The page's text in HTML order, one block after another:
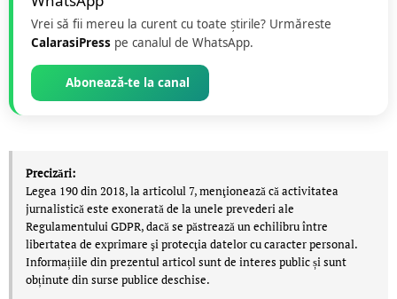
Vrei să fii mereu la curent cu toate știrile? Urmăreste
CalarasiPress pe canalul de WhatsApp.
Abonează-te la canal
Precizări:
Legea 190 din 2018, la articolul 7, menţionează că activitatea
jurnalistică este exonerată de la unele prevederi ale
Regulamentului GDPR, dacă se păstrează un echilibru între
libertatea de exprimare şi protecţia datelor cu caracter personal.
Informațiile din prezentul articol sunt de interes public și sunt
obținute din surse publice deschise.